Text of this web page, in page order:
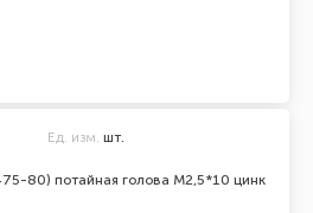
80) потайная голова М2,5*10 цинк
Ед. изм. шт.